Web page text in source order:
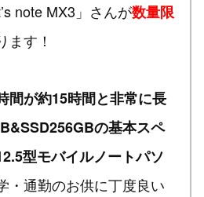
note MX3」さんが数量限
ます！
間が約15時間と非常に長
の基本スペ
型モバイルノートパソ
・通勤のお供に丁度良い